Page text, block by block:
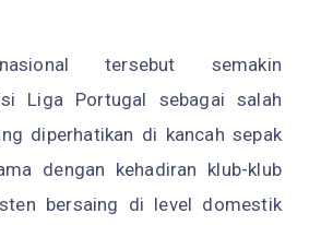
tersebut semakin
Liga Portugal sebagai salah
diperhatikan di kancah sepak
dengan kehadiran klub-klub
bersaing di level domestik